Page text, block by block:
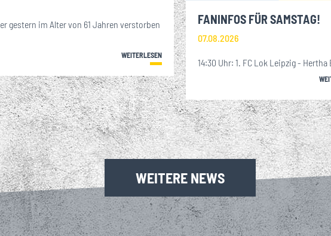
gestern im Alter von 61 Jahren verstorben
WEITERLESEN
FANINFOS FÜR SAMSTAG!
07.08.2026
14:30 Uhr: 1. FC Lok Leipzig - Hertha
WEITERE NEWS